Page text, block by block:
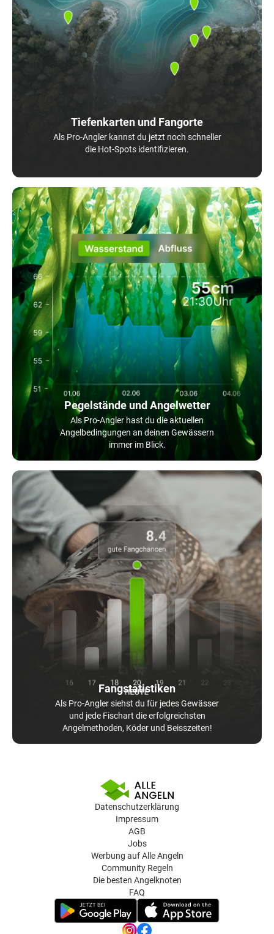
Tiefenkarten und Fangorte
Als Pro-Angler kannst du jetzt noch schneller
die Hot-Spots identifizieren.
Pegelstände und Angelwetter
Als Pro-Angler hast du die aktuellen
Angelbedingungen an deinen Gewässern
immer im Blick.
Fangstatistiken
Als Pro-Angler siehst du für jedes Gewässer
und jede Fischart die erfolgreichsten
Angelmethoden, Köder und Beisszeiten!
Datenschutzerklärung
Impressum
AGB
Jobs
Werbung auf Alle Angeln
Community Regeln
Die besten Angelknoten
FAQ